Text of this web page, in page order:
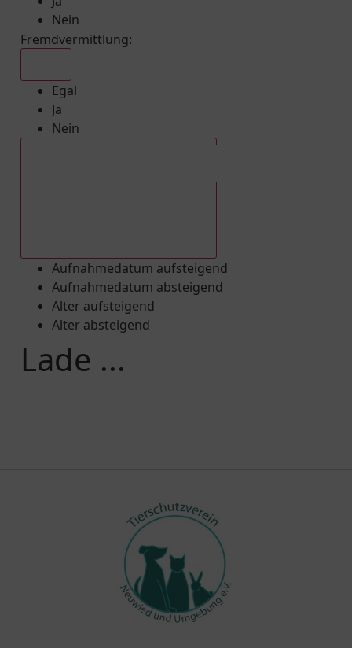
Nein
Fremdvermittlung:
Egal
Ja
Nein
Aufnahmedatum aufsteigend
Aufnahmedatum absteigend
Alter aufsteigend
Alter absteigend
Lade ...